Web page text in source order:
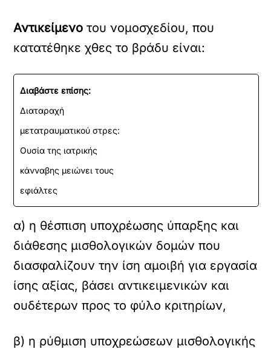
Αντικείμενο του νομοσχεδίου, που
κατατέθηκε χθες το βράδυ είναι:
Διαβάστε επίσης:
Διαταραχή
μετατραυματικού στρες:
Ουσία της ιατρικής
κάνναβης μειώνει τους
εφιάλτες
α) η θέσπιση υποχρέωσης ύπαρξης και
διάθεσης μισθολογικών δομών που
διασφαλίζουν την ίση αμοιβή για εργασία
ίσης αξίας, βάσει αντικειμενικών και
ουδέτερων προς το φύλο κριτηρίων,
β) η ρύθμιση υποχρεώσεων μισθολογικής